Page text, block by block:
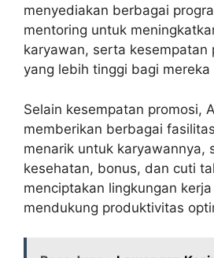
menyediakan berbagai
mentoring untuk
karyawan, serta kesempatan
yang lebih tinggi bagi
Selain kesempatan promosi,
memberikan berbagai
menarik untuk karyawannya,
kesehatan, bonus, dan cuti
menciptakan lingkungan
mendukung produktivitas